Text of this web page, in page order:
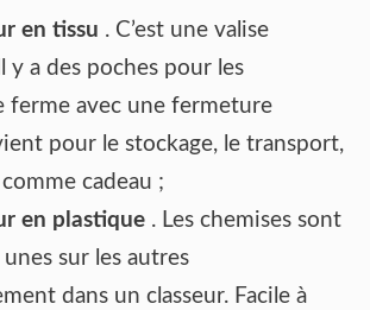
en tissu . C’est une valise
y a des poches pour les
ferme avec une fermeture
pour le stockage, le transport,
cadeau ;
en plastique. Les chemises sont
sur les autres
dans un classeur. Facile à